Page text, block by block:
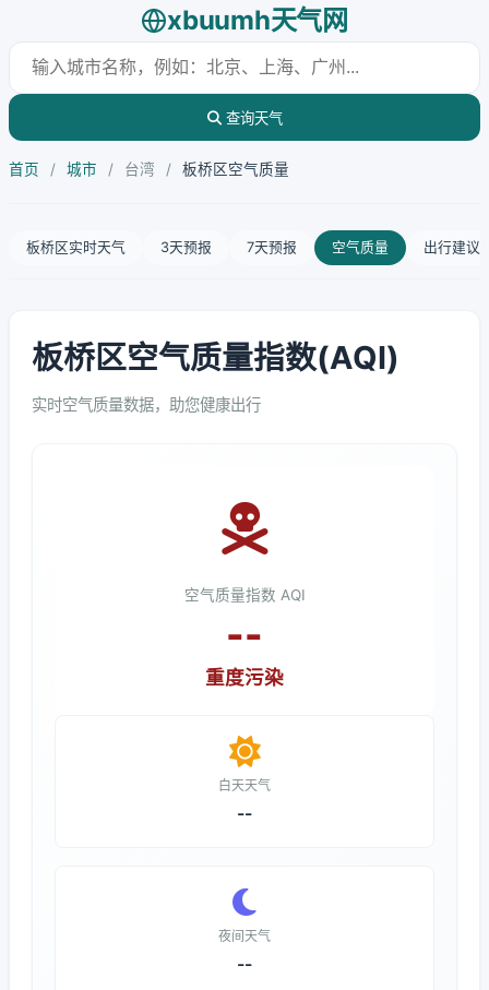
xbuumh天气网
查询天气
首页 / 城市 / 台湾 / 板桥区空气质量
板桥区实时天气 3天预报 7天预报 空气质量 出行建议
板桥区空气质量指数(AQI)
实时空气质量数据，助您健康出行
空气质量指数 AQI
--
重度污染
白天天气
--
夜间天气
--